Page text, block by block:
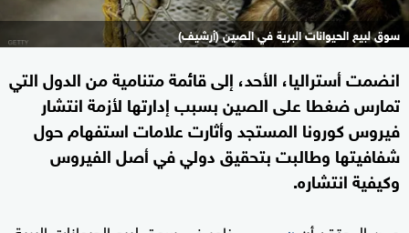
سوق لبيع الحيوانات البرية في الصين (أرشيف)
انضمت أستراليا، الأحد، إلى قائمة متنامية من الدول التي
تمارس ضغطا على الصين بسبب إدارتها لأزمة انتشار
فيروس كورونا المستجد وأثارت علامات استفهام حول
شفافيتها وطالبت بتحقيق دولي في أصل الفيروس
وكيفية انتشاره.